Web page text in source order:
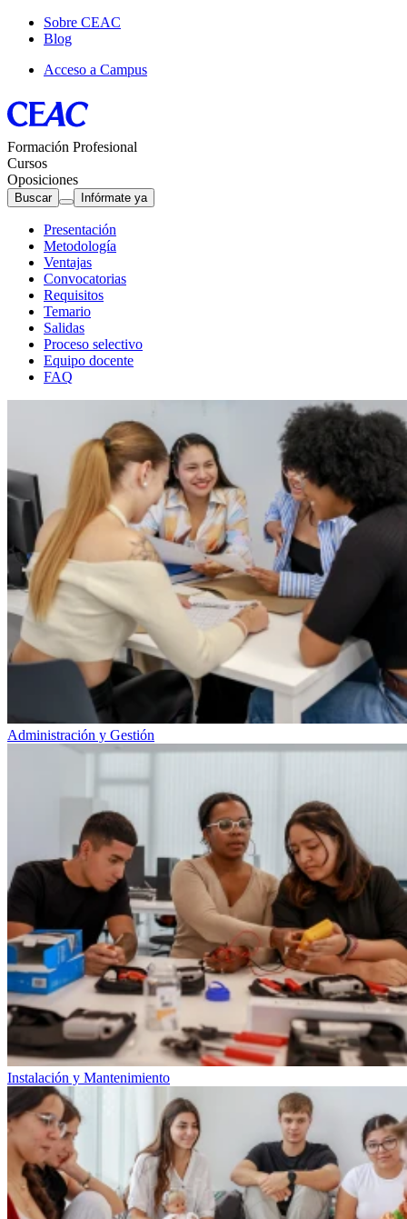
Sobre CEAC
Blog
Acceso a Campus
Formación Profesional
Cursos
Oposiciones
Buscar Infórmate ya
Presentación
Metodología
Ventajas
Convocatorias
Requisitos
Temario
Salidas
Proceso selectivo
Equipo docente
FAQ
Administración y Gestión
Instalación y Mantenimiento